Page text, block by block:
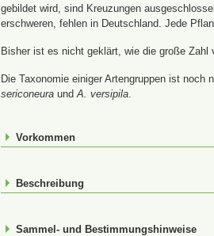
gebildet wird, sind Kreuzungen
erschweren, fehlen in Deutschland. Jede
Bisher ist es nicht geklärt, wie die große
Die Taxonomie einiger Artengruppen ist
sericoneura undA. versipila.
Vorkommen
Beschreibung
Sammel- und Bestimmungshinweise